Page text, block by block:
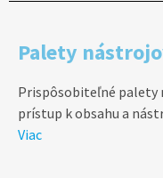
Palety
Prispôsobiteľné palety
prístup k obsahu a
Viac